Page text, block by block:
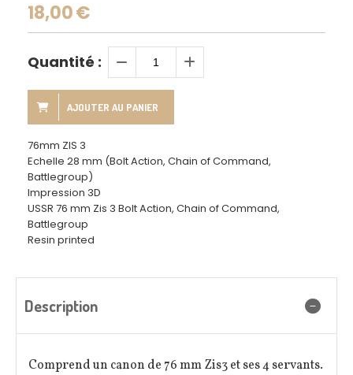
18,00€
Quantité :
AJOUTER AU PANIER
76mm ZIS 3
Echelle 28 mm (Bolt Action, Chain of Command,
Battlegroup)
Impression 3D
USSR 76 mm Zis 3 Bolt Action, Chain of Command,
Battlegroup
Resin printed
Description
Comprend un canon de 76 mm Zis3 et ses 4 servants.